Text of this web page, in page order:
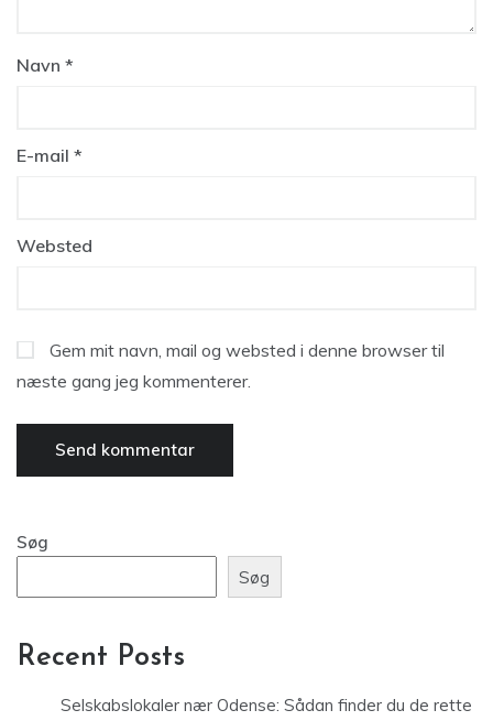
Navn *
E-mail *
Websted
Gem mit navn, mail og websted i denne browser til
næste gang jeg kommenterer.
Søg
Søg
Recent Posts
Selskabslokaler nær Odense: Sådan finder du de rette